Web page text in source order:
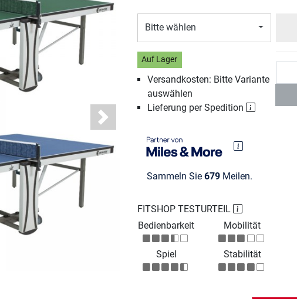
Next
Bitte wählen
Auf Lager
Versandkosten: Bitte Variante
auswählen
Lieferung per Spedition
Sammeln Sie 679Meilen.
FITSHOP TESTURTEIL
Bedienbarkeit
Mobilität
Spiel Stabilität